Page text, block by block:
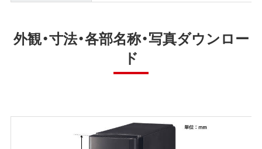
外観・寸法・各部名称・写真ダウンロー
ド